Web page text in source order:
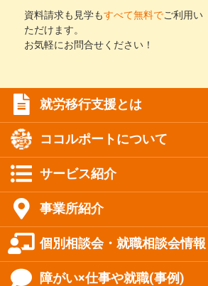
資料請求も見学もすべて無料でご利用い
ただけます。
お気軽にお問合せください！
就労移行支援とは
ココルポートについて
サービス紹介
事業所紹介
個別相談会・就職相談会情報
障がい×仕事や就職(事例)